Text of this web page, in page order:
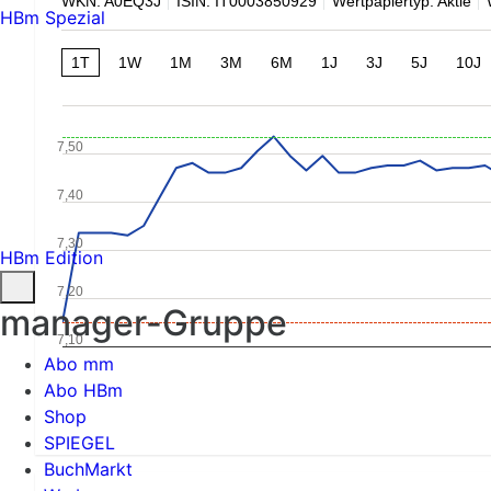
1T 1W 1M 3M 6M 1J 3J 5J 10J
7,20
7,40
7,10
7,30
7,50
HBm Spezial
HBm Edition
manager-Gruppe
Abo mm
Abo HBm
Shop
SPIEGEL
BuchMarkt